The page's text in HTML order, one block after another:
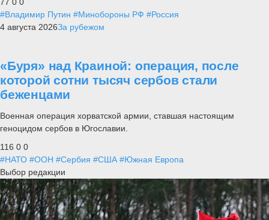
77 0 0
#Владимир Путин #Минобороны РФ #Россия
4 августа 2026За рубежом
«Буря» над Краиной: операция, после
которой сотни тысяч сербов стали
беженцами
Военная операция хорватской армии, ставшая настоящим
геноцидом сербов в Югославии.
116 0 0
#НАТО #ООН #Сербия #США #Южная Европа
Выбор редакции